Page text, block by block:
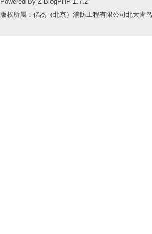
版权所属： 亿杰（北京）消防工程有限公司北大青